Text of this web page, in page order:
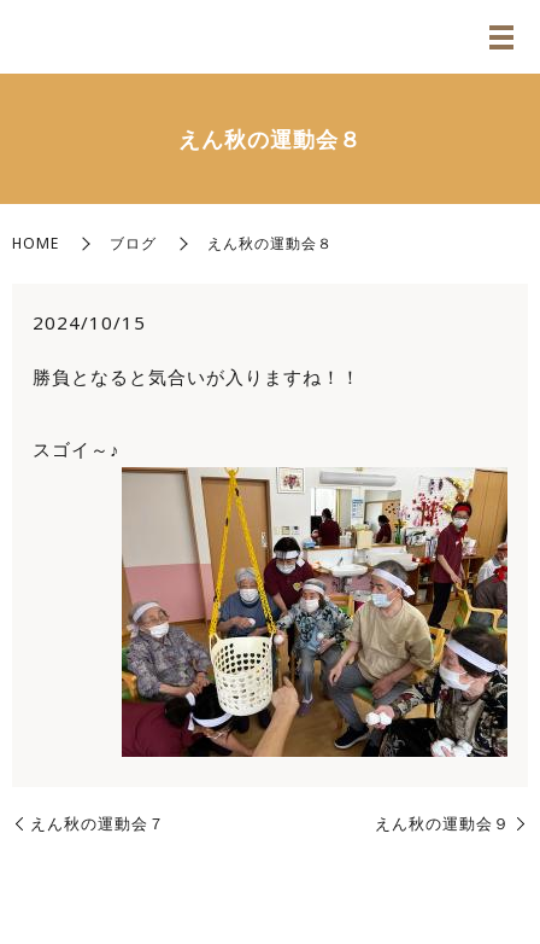
えん秋の運動会８
HOME ブログ えん秋の運動会８
2024/10/15
勝負となると気合いが入りますね！！
スゴイ～♪
えん秋の運動会７ えん秋の運動会９